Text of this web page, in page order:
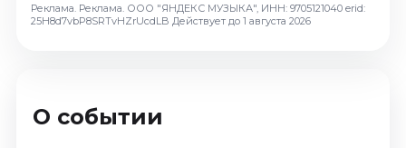
Сентябрь 2026
Январь 2027
Реклама. Реклама. ООО "ЯНДЕКС МУЗЫКА", ИНН: 9705121040 erid:
25H8d7vbP8SRTvHZrUcdLB Действует до 1 августа 2026
О событии